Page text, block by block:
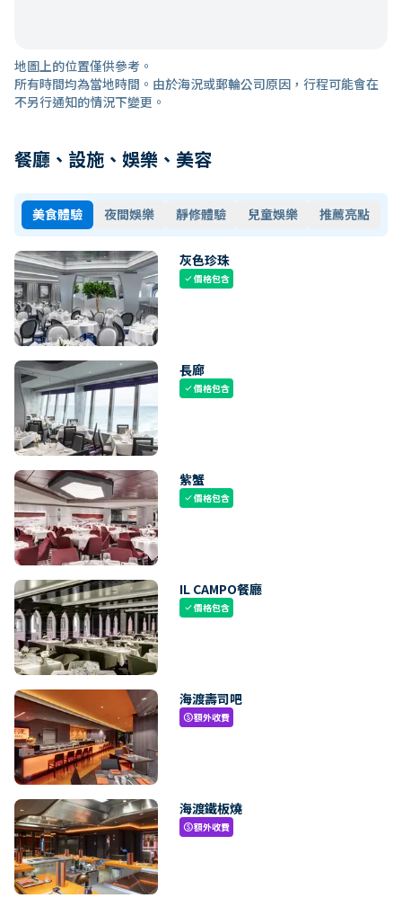
地圖上的位置僅供參考。
所有時間均為當地時間。由於海況或郵輪公司原因，行程可能會在
不另行通知的情況下變更。
餐廳、設施、娛樂、美容
美食體驗 夜間娛樂 靜修體驗 兒童娛樂 推薦亮點
灰色珍珠
check價格包含
長廊
check價格包含
紫蟹
check價格包含
IL CAMPO餐廳
check價格包含
海渡壽司吧
paid額外收費
海渡鐵板燒
paid額外收費